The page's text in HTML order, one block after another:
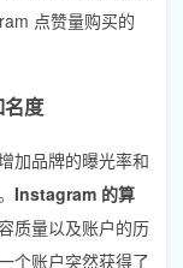
点赞量购买的
度
加品牌的曝光率和
Instagram 的算
质量以及账户的历
个账户突然获得了